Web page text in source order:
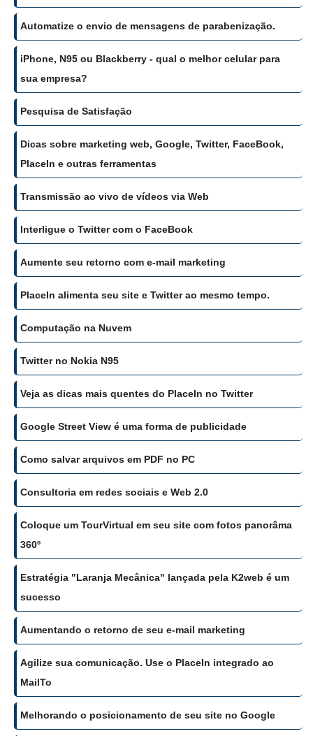
Automatize o envio de mensagens de parabenização.
iPhone, N95 ou Blackberry - qual o melhor celular para
sua empresa?
Pesquisa de Satisfação
Dicas sobre marketing web, Google, Twitter, FaceBook,
PlaceIn e outras ferramentas
Transmissão ao vivo de vídeos via Web
Interligue o Twitter com o FaceBook
Aumente seu retorno com e-mail marketing
PlaceIn alimenta seu site e Twitter ao mesmo tempo.
Computação na Nuvem
Twitter no Nokia N95
Veja as dicas mais quentes do PlaceIn no Twitter
Google Street View é uma forma de publicidade
Como salvar arquivos em PDF no PC
Consultoria em redes sociais e Web 2.0
Coloque um TourVirtual em seu site com fotos panorâma
360º
Estratégia "Laranja Mecânica" lançada pela K2web é um
sucesso
Aumentando o retorno de seu e-mail marketing
Agilize sua comunicação. Use o PlaceIn integrado ao
MailTo
Melhorando o posicionamento de seu site no Google